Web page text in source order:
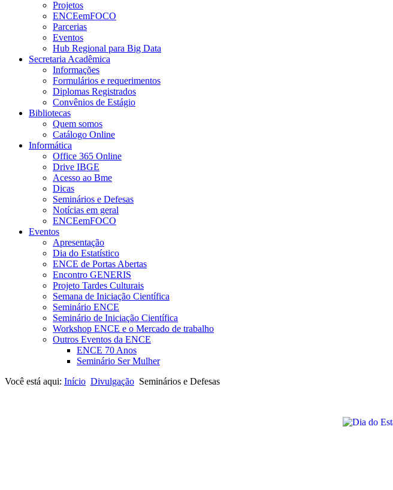
Projetos
ENCEemFOCO
Parcerias
Eventos
Hub Regional para Big Data
Secretaria Acadêmica
Informações
Formulários e requerimentos
Diplomas Registrados
Convênios de Estágio
Bibliotecas
Quem somos
Catálogo Online
Informática
Office 365 Online
Drive IBGE
Acesso ao Bme
Dicas
Seminários e Defesas
Notícias em geral
ENCEemFOCO
Eventos
Apresentação
Dia do Estatístico
ENCE de Portas Abertas
Encontro GENERIS
Projeto Tardes Culturais
Semana de Iniciação Científica
Seminário ENCE
Seminário de Iniciação Científica
Workshop ENCE e o Mercado de trabalho
Outros Eventos da ENCE
ENCE 70 Anos
Seminário Ser Mulher
Você está aqui: Início Divulgação Seminários e Defesas